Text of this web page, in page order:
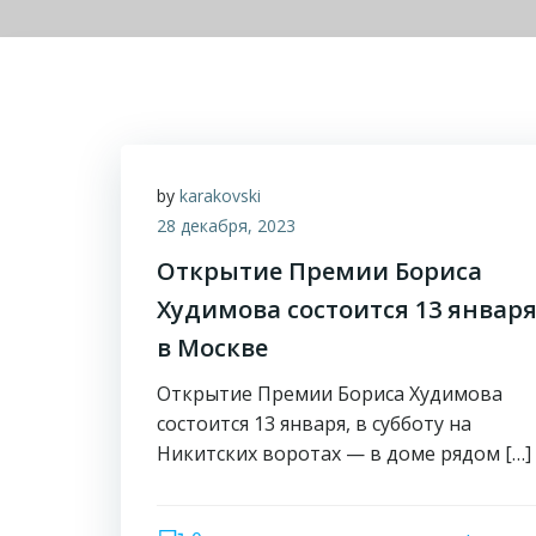
by karakovski
28 декабря, 2023
Открытие Премии Бориса
Худимова состоится 13 января
в Москве
Открытие Премии Бориса Худимова
состоится 13 января, в субботу на
Никитских воротах — в доме рядом […]